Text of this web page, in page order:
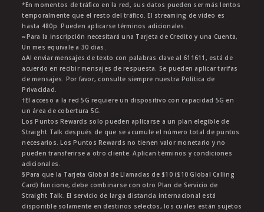
*En momentos de tráfico en la red, sus datos pueden ser más lentos
temporalmente que el resto del tráfico. El streaming de video es
hasta 480p. Pueden aplicarse términos adicionales.
∞Para la inscripción necesitará una Tarjeta de Credito y una Cuenta,
Un mes equivale a 30 dias.
∆Al enviar mensajes de texto con palabras clave al 611611, está de
acuerdo en recibir mensajes de respuesta. Se pueden aplicar tarifas
de mensajes. Por favor, consulte siempre nuestra Política de
Privacidad.
†El acceso a la red 5G requiere un dispositivo con capacidad 5G en
un área de cobertura 5G.
Los Puntos Rewards solo pueden aplicarse a un plan elegible de
Straight Talk después de que se acumule el número total de puntos
necesarios. Los Puntos Rewards no tienen valor monetario y no
pueden transferirse a otro cliente. Aplican términos y condiciones
adicionales.
§Para que la Tarjeta Global de Llamadas de $10 ($10 Global Calling
Card) funcione, debe combinarse con otro Plan de Servicio de
Straight Talk. El servicio de larga distancia internacional está
disponible solamente en destinos selectos, los cuales están sujetos